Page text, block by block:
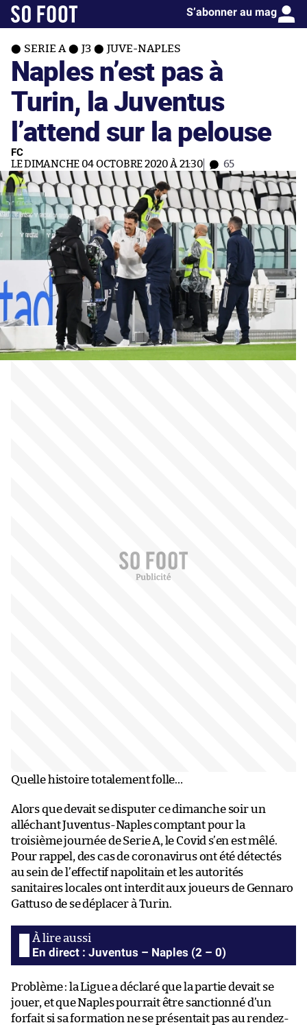
S’abonner au mag
SERIE A J3 JUVE-NAPLES
Naples n’est pas à
Turin, la Juventus
l’attend sur la pelouse
FC
LE DIMANCHE 04 OCTOBRE 2020 À 21:30 65
Quelle histoire totalement folle…
Alors que devait se disputer ce dimanche soir un
alléchant Juventus-Naples comptant pour la
troisième journée de Serie A, le Covid s’en est mêlé.
Pour rappel, des cas de coronavirus ont été détectés
au sein de l’effectif napolitain et les autorités
sanitaires locales ont interdit aux joueurs de Gennaro
Gattuso de se déplacer à Turin.
En direct : Juventus – Naples (2 – 0)
Problème : la Ligue a déclaré que la partie devait se
jouer, et que Naples pourrait être sanctionné d’un
forfait si sa formation ne se présentait pas au rendez-